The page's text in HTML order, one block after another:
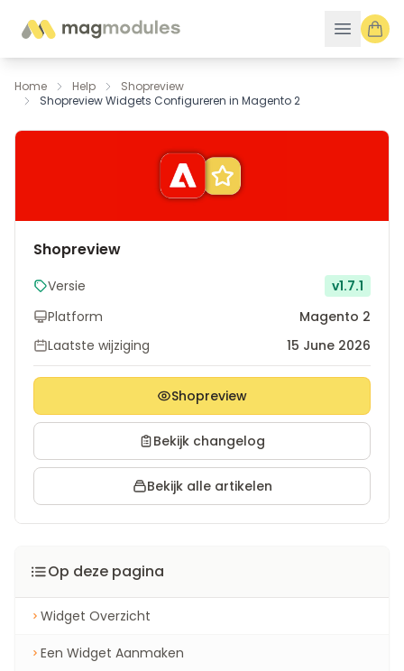
Home Help
Shopreview
Shopreview Widgets Configureren in Magento 2
Shopreview
Versie
v1.7.1
Platform
Magento 2
Laatste wijziging
15 June 2026
Shopreview
Bekijk changelog
Bekijk alle artikelen
Op deze pagina
Widget Overzicht
Een Widget Aanmaken